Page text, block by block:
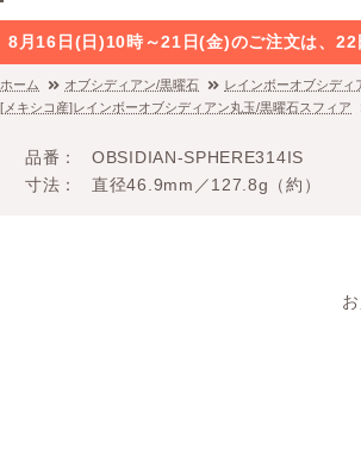
8月16日(日)10時～21日(金)のご注文は、22
ホーム オブシディアン/黒曜石 レインボーオブシディ
[メキシコ産]レインボーオブシディアン丸玉/黒曜石スフィア
品番
OBSIDIAN-SPHERE314IS
寸法
直径46.9mm／127.8g（約）